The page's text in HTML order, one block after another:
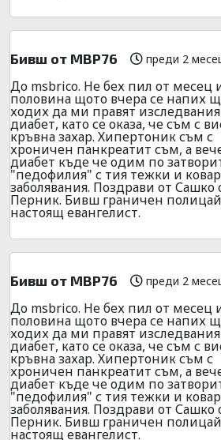
Бивш от МВР76 преди 2
До msbrico. Не бех пил от месец
половина щото вчера се напих
ходих да ми правят изследвания
диабет, като се оказа, че съм с
кръвна захар. Хипертоник съм с
хроничен панкреатит съм, а
диабет къде че одим по
"педофилия" с тия тежки и
заболявания. Поздрави от Сашко
Перник. Бивш граничен
настоящ евангелист.
Бивш от МВР76 преди 2
До msbrico. Не бех пил от месец
половина щото вчера се напих
ходих да ми правят изследвания
диабет, като се оказа, че съм с
кръвна захар. Хипертоник съм с
хроничен панкреатит съм, а
диабет къде че одим по
"педофилия" с тия тежки и
заболявания. Поздрави от Сашко
Перник. Бивш граничен
настоящ евангелист.